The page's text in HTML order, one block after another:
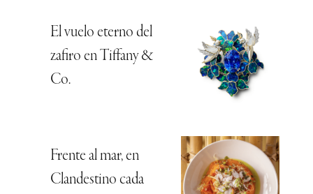
El vuelo eterno del
zafiro en Tiffany &
Co.
Frente al mar, en
Clandestino cada